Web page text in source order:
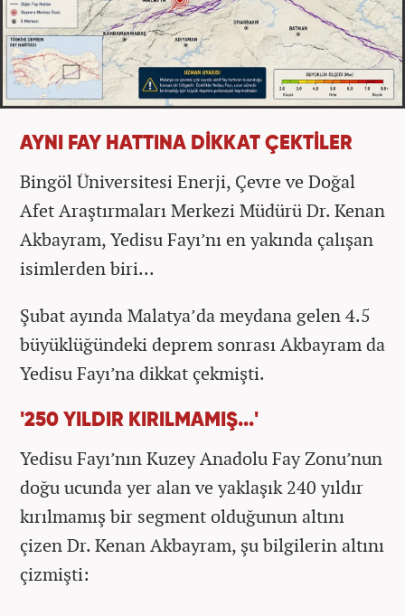
AYNI FAY HATTINA DİKKAT ÇEKTİLER
Bingöl Üniversitesi Enerji, Çevre ve Doğal
Afet Araştırmaları Merkezi Müdürü Dr. Kenan
Akbayram,Yedisu Fayı’nı en yakında çalışan
isimlerden biri...
Şubat ayında Malatya’da meydana gelen 4.5
büyüklüğündeki deprem sonrası Akbayram da
Yedisu Fayı’na dikkat çekmişti.
'250 YILDIR KIRILMAMIŞ...'
Yedisu Fayı’nın Kuzey Anadolu Fay Zonu’nun
doğu ucunda yer alan ve yaklaşık 240 yıldır
kırılmamış bir segment olduğunun altını
çizen Dr. Kenan Akbayram, şu bilgilerin altını
çizmişti: